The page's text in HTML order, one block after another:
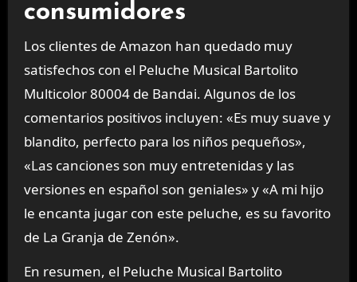
consumidores
Los clientes de Amazon han quedado muy
satisfechos con el Peluche Musical Bartolito
Multicolor 80004 de Bandai. Algunos de los
comentarios positivos incluyen: «Es muy suave y
blandito, perfecto para los niños pequeños»,
«Las canciones son muy entretenidas y las
versiones en español son geniales» y «A mi hijo
le encanta jugar con este peluche, es su favorito
de La Granja de Zenón».
En resumen, el Peluche Musical Bartolito